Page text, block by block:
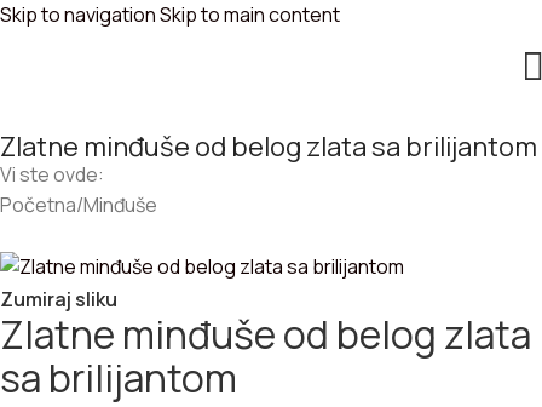
Skip to navigationSkip to main content
Zlatne minđuše od belog zlata sa brilijantom
Vi ste ovde:
Početna/Minđuše
Zumiraj sliku
Zlatne minđuše od belog zlata
sa brilijantom